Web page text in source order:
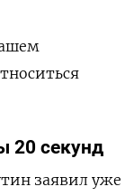
20 секунд
заявил уже